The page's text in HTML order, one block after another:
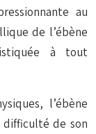
au
de l’ébène
à tout
l’ébène
de son